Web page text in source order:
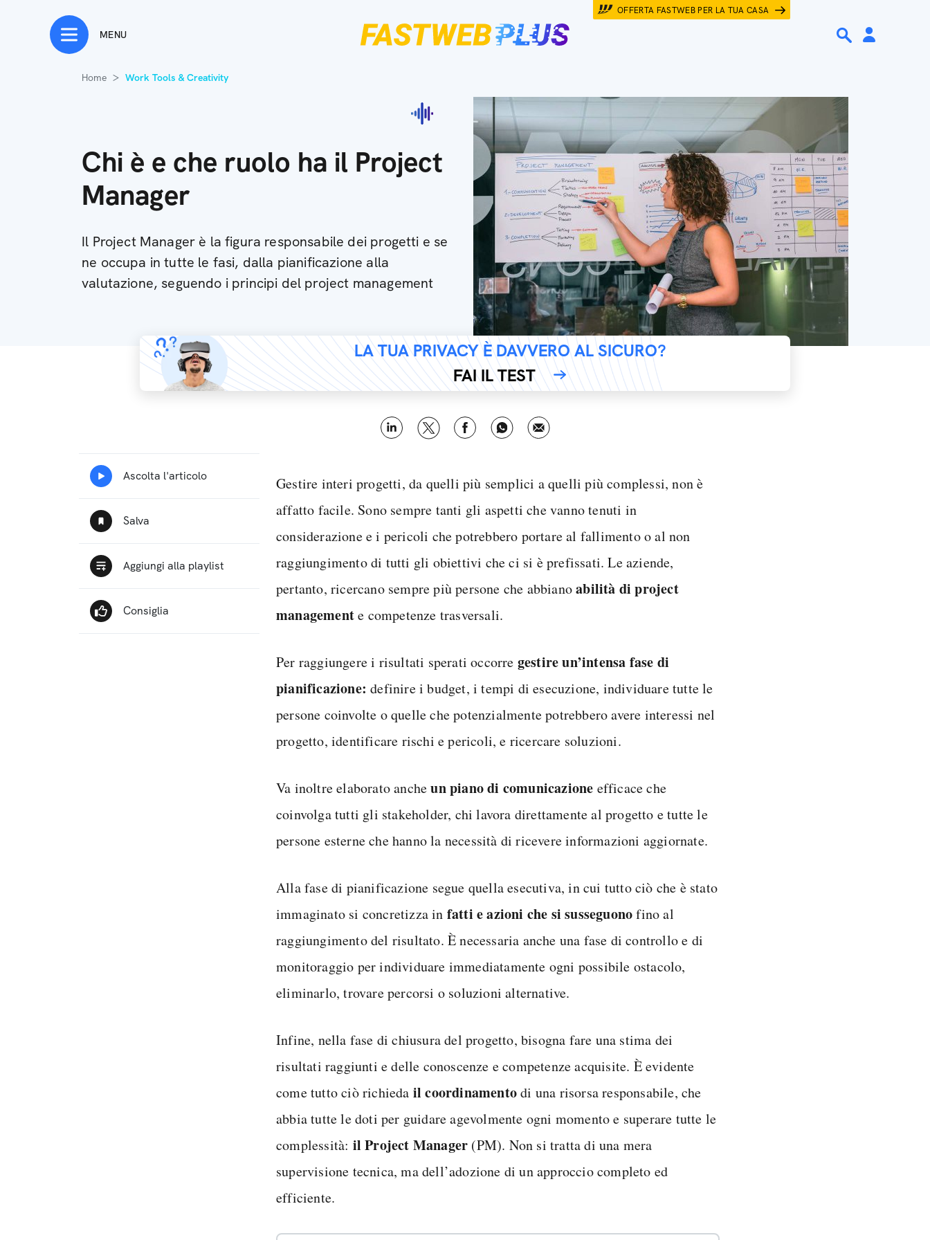
OFFERTA FASTWEB PER LA TUA CASA
MENU
Home Work Tools & Creativity
Chi è e che ruolo ha il Project
Manager
Il Project Manager è la figura responsabile dei progetti e se
ne occupa in tutte le fasi, dalla pianificazione alla
valutazione, seguendo i principi del project management
LA TUA PRIVACY È DAVVERO AL SICURO?
FAI IL TEST
Gestire interi progetti, da quelli più semplici a quelli più complessi, non è
affatto facile. Sono sempre tanti gli aspetti che vanno tenuti in
considerazione e i pericoli che potrebbero portare al fallimento o al non
raggiungimento di tutti gli obiettivi che ci si è prefissati. Le aziende,
pertanto, ricercano sempre più persone che abbianoabilità di project
managemente competenze trasversali.
Per raggiungere i risultati sperati occorre gestire un’intensa fase di
pianificazione:definire i budget, i tempi di esecuzione, individuare tutte le
persone coinvolte o quelle che potenzialmente potrebbero avere interessi nel
progetto, identificare rischi e pericoli, e ricercare soluzioni.
Va inoltre elaborato ancheun piano di comunicazione efficace che
coinvolga tutti gli stakeholder, chi lavora direttamente al progetto e tutte le
persone esterne che hanno la necessità di ricevere informazioni aggiornate.
Alla fase di pianificazione segue quella esecutiva, in cui tutto ciò che è stato
immaginato si concretizza in fatti e azioni che si susseguonofino al
raggiungimento del risultato. È necessaria anche una fase di controllo e di
monitoraggio per individuare immediatamente ogni possibile ostacolo,
eliminarlo, trovare percorsi o soluzioni alternative.
Infine, nella fase di chiusura del progetto, bisogna fare una stima dei
risultati raggiunti e delle conoscenze e competenze acquisite. È evidente
come tutto ciò richieda il coordinamentodi una risorsa responsabile, che
abbia tutte le doti per guidare agevolmente ogni momento e superare tutte le
complessità: il Project Manager (PM). Non si tratta di una mera
supervisione tecnica, ma dell’adozione di un approccio completo ed
efficiente.